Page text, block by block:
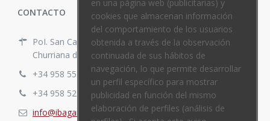
CONTACTO
PoI. San Cayetano. C/ España Nº 10
Churriana de la Vega, Granada, España.
+34 958 55 29 74
+34 958 52 20 80
info@ibagar.com
en una página web (publicitarias) y
cookies que almacenan información
del comportamiento de los usuarios
obtenida a través de la observación
continuada de sus hábitos de
navegación, lo que permite desarrollar
un perfil específico para mostrar
publicidad en función del mismo
elaboración de perfiles (análisis de